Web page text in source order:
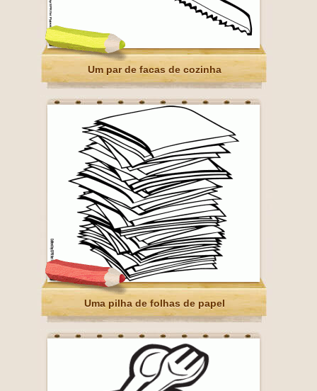
Um par de facas de cozinha
Uma pilha de folhas de papel